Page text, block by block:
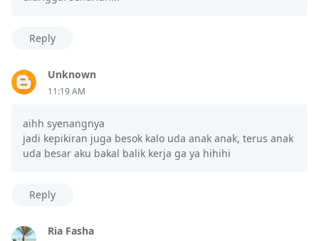
Reply
Unknown
11:19 AM
aihh syenangnya
jadi kepikiran juga besok kalo uda anak anak, terus anak
uda besar aku bakal balik kerja ga ya hihihi
Reply
Ria Fasha